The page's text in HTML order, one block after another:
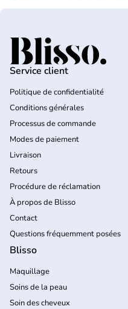
Accueil
Service client
Politique de confidentialité
Conditions générales
Processus de commande
Modes de paiement
Livraison
Retours
Procédure de réclamation
À propos de Blisso
Contact
Questions fréquemment posées
Blisso
Maquillage
Soins de la peau
Soin des cheveux